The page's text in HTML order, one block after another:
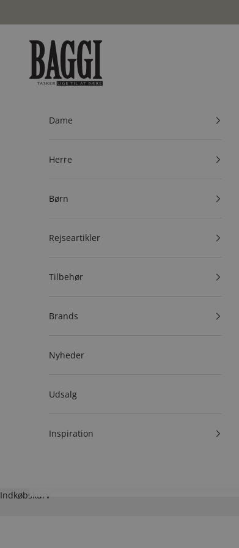
BAGGI
Dame
Herre
Børn
Rejseartikler
Tilbehør
Brands
Nyheder
Udsalg
Inspiration
Indkøbskurv